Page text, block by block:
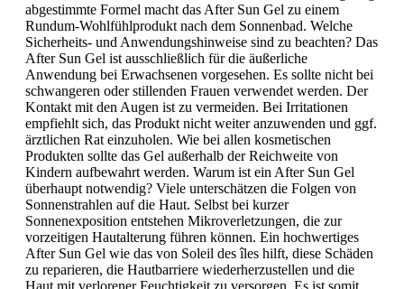
abgestimmte Formel macht das After Sun Gel zu einem
Rundum-Wohlfühlprodukt nach dem Sonnenbad. Welche
Sicherheits- und Anwendungshinweise sind zu beachten? Das
After Sun Gel ist ausschließlich für die äußerliche
Anwendung bei Erwachsenen vorgesehen. Es sollte nicht bei
schwangeren oder stillenden Frauen verwendet werden. Der
Kontakt mit den Augen ist zu vermeiden. Bei Irritationen
empfiehlt sich, das Produkt nicht weiter anzuwenden und ggf.
ärztlichen Rat einzuholen. Wie bei allen kosmetischen
Produkten sollte das Gel außerhalb der Reichweite von
Kindern aufbewahrt werden. Warum ist ein After Sun Gel
überhaupt notwendig? Viele unterschätzen die Folgen von
Sonnenstrahlen auf die Haut. Selbst bei kurzer
Sonnenexposition entstehen Mikroverletzungen, die zur
vorzeitigen Hautalterung führen können. Ein hochwertiges
After Sun Gel wie das von Soleil des îles hilft, diese Schäden
zu reparieren, die Hautbarriere wiederherzustellen und die
Haut mit verlorener Feuchtigkeit zu versorgen. Es ist somit